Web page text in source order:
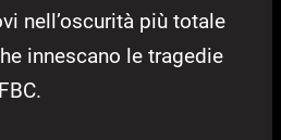
nell’oscurità più totale
innescano le tragedie